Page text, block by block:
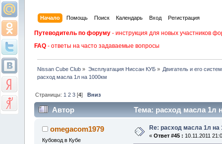
Начало Помощь Поиск Календарь Вход Регистрация
Путеводитель по форуму - инструкция для новых участников
FAQ - ответы на часто задаваемые вопросы
Nissan Cube Club » Эксплуатация Ниссан КУБ» Двигатель и его
расход масла 1л на 1000км
Страницы: 1 2 3 [4]Вниз
Автор Тема: расход масла 1л
omegacom1979
Кубовод в Кубе
Re: расход масла 1л на
« Ответ #45 : 10.11.2011